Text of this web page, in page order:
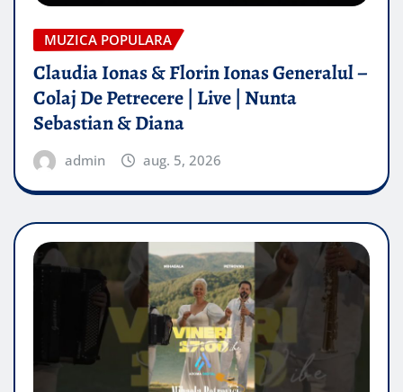
MUZICA POPULARA
Claudia Ionas & Florin Ionas Generalul –
Colaj De Petrecere | Live | Nunta
Sebastian & Diana
admin aug. 5, 2026